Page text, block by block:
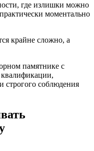
где излишки можно
моментально
крайне сложно, а
памятнике с
строгого соблюдения